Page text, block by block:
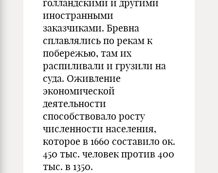
голландскими и другими
иностранными
заказчиками. Бревна
сплавлялись по рекам к
побережью, там их
распиливали и грузили на
суда. Оживление
экономической
деятельности
способствовало росту
численности населения,
которое в 1660 составило ок.
450 тыс. человек против 400
тыс. в 1350.